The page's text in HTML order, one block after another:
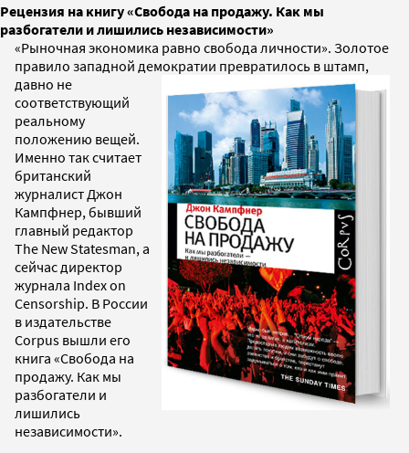
Рецензия на книгу «Свобода на продажу. Как мы
разбогатели и лишились независимости»
«Рыночная экономика равно свобода личности». Золотое
правило западной демократии превратилось в штамп,
давно не
соответствующий
реальному
положению вещей.
Именно так считает
британский
журналист Джон
Кампфнер, бывший
главный редактор
The New Statesman, а
сейчас директор
журнала Index on
Censorship. В России
в издательстве
Corpus вышли его
книга «Свобода на
продажу. Как мы
разбогатели и
лишились
независимости».